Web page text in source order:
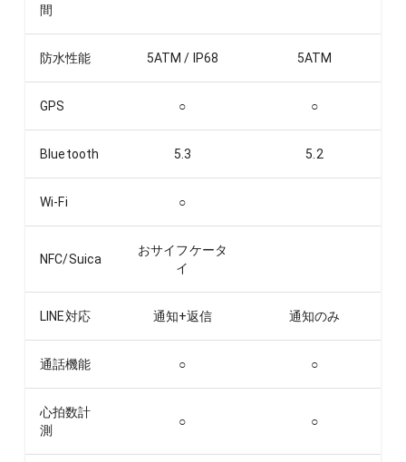
間
防水性能 5ATM / IP68 5ATM
GPS ○ ○
Bluetooth 5.3 5.2
Wi-Fi ○
NFC/Suica
おサイフケータ
イ
LINE対応 通知+返信 通知のみ
通話機能 ○ ○
心拍数計
測
○ ○